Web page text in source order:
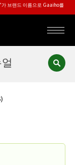
브랜드 이름으로 Gaaiho를